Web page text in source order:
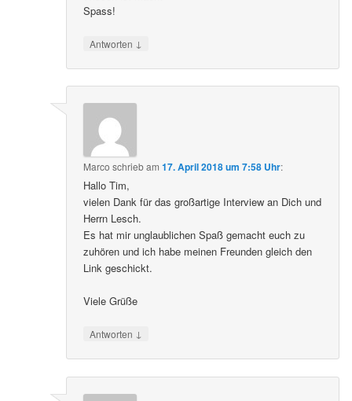
Spass!
Antworten ↓
Marco schriebam17. April 2018 um 7:58 Uhr:
Hallo Tim,
vielen Dank für das großartige Interview an Dich und
Herrn Lesch.
Es hat mir unglaublichen Spaß gemacht euch zu
zuhören und ich habe meinen Freunden gleich den
Link geschickt.
Viele Grüße
Antworten ↓